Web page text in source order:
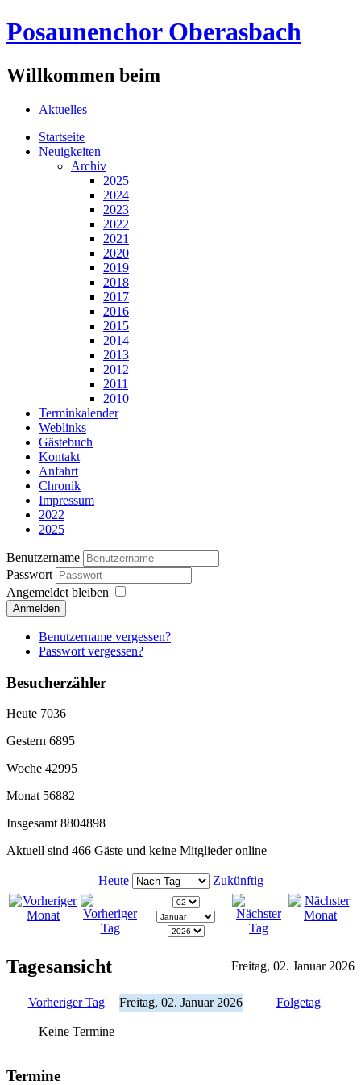
Posaunenchor Oberasbach
Willkommen beim
Aktuelles
Startseite
Neuigkeiten
Archiv
2025
2024
2023
2022
2021
2020
2019
2018
2017
2016
2015
2014
2013
2012
2011
2010
Terminkalender
Weblinks
Gästebuch
Kontakt
Anfahrt
Chronik
Impressum
2022
2025
Benutzername
Passwort
Angemeldet bleiben
Anmelden
Benutzername vergessen?
Passwort vergessen?
Besucherzähler
Heute 7036
Gestern 6895
Woche 42995
Monat 56882
Insgesamt 8804898
Aktuell sind 466 Gäste und keine Mitglieder online
Heute Zukünftig
Tagesansicht Freitag, 02. Januar 2026
Vorheriger Tag Freitag, 02. Januar 2026 Folgetag
Keine Termine
Termine